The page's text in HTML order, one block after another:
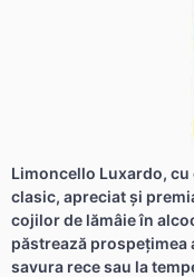
Limoncello Luxardo,
clasic, apreciat și
cojilor de lămâie în
păstrează prospețimea
savura rece sau la